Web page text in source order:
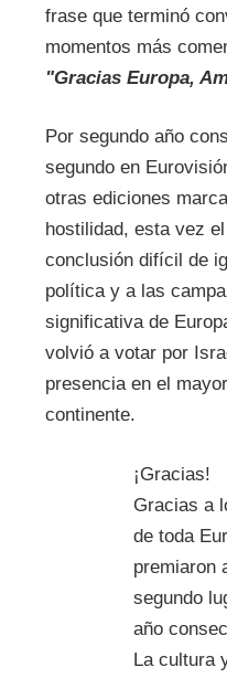
frase que terminó
momentos más
"Gracias Europa,
Por segundo año
segundo en
otras ediciones
hostilidad, esta vez
conclusión difícil de
política y a las
significativa de
volvió a votar por
presencia en el
continente.
¡Gracias!
Gracias a
de toda
premiaron
segundo
año
La cultura